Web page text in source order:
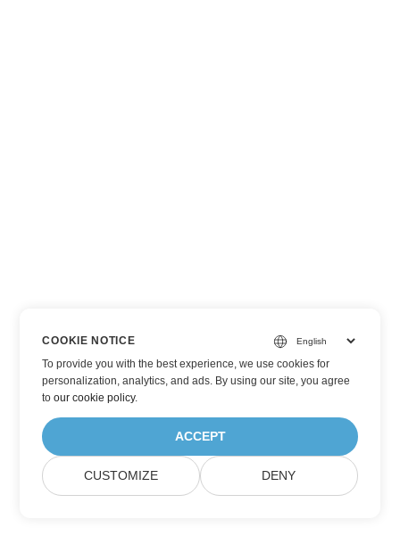
COOKIE NOTICE
To provide you with the best experience, we use cookies for
personalization, analytics, and ads. By using our site, you agree
toour cookie policy.
ACCEPT
CUSTOMIZE DENY